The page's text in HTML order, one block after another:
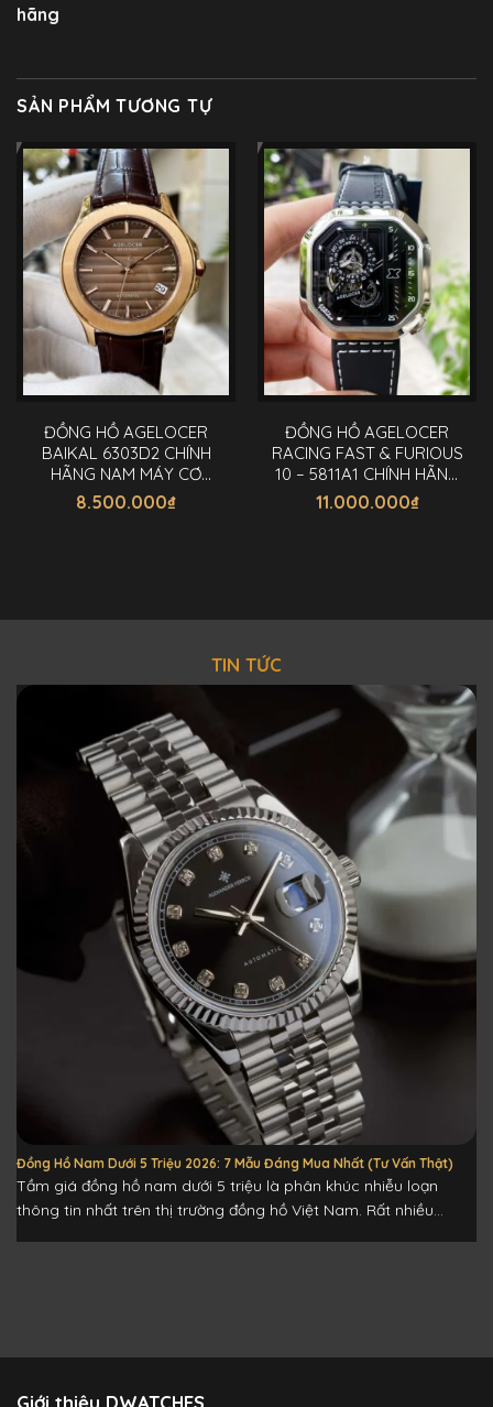
hãng
SẢN PHẨM TƯƠNG TỰ
ĐỒNG HỒ AGELOCER
BAIKAL 6303D2 CHÍNH
HÃNG NAM MÁY CƠ
40MM
8.500.000₫
ĐỒNG HỒ AGELOCER
RACING FAST & FURIOUS
10 – 5811A1 CHÍNH HÃNG
NAM 44MM
11.000.000₫
TIN TỨC
Đồng Hồ Nam Dưới 5 Triệu 2026: 7 Mẫu Đáng Mua Nhất (Tư Vấn Thật)
Tầm giá đồng hồ nam dưới 5 triệu là phân khúc nhiễu loạn
thông tin nhất trên thị trường đồng hồ Việt Nam. Rất nhiều...
Giới thiệu DWATCHES